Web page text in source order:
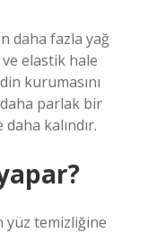
daha fazla yağ
elastik hale
kurumasını
parlak bir
kalındır.
yüz temizliğine